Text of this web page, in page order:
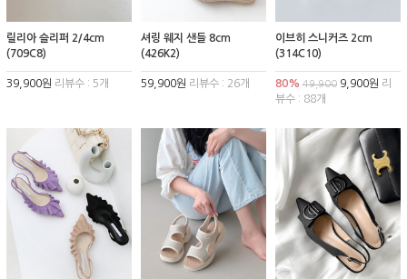
릴리아 슬리퍼 2/4cm
(709C8)
39,900원 리뷰수 : 5개
셔링 웨지 샌들 8cm
(426K2)
59,900원 리뷰수 : 26개
이브히 스니커즈 2cm
(314C10)
80% 49,9009,900원 리
뷰수 : 88개